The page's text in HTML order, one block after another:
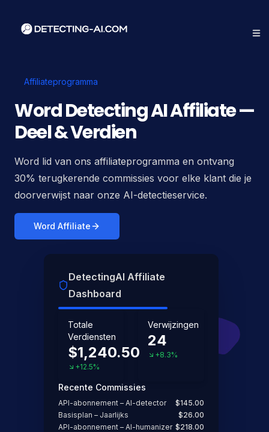
Affiliateprogramma
Word Detecting AI Affiliate —
Deel & Verdien
Word lid van ons affiliateprogramma en ontvang
30% terugkerende commissies voor elke klant die je
doorverwijst naar onze AI-detectieservice.
Word Affiliate
DetectingAI Affiliate
Dashboard
Totale
Verdiensten
$1,240.50
+12.5%
Verwijzingen
24
+8.3%
Recente Commissies
API-abonnement – AI-detector
$145.00
Basisplan – Jaarlijks
$26.00
API-abonnement – AI-humanizer $218.00